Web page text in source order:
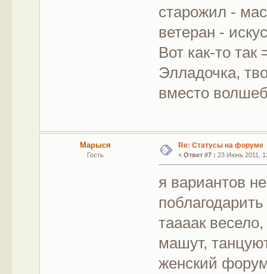
старожил -
ветеран -
Вот как-то так
Элладочка,
вместо
Марыся
Гость
Re: Статусы на форуме
« Ответ #7 : 23 Июнь 2011,
я вариантов
таааак
машут,
женский